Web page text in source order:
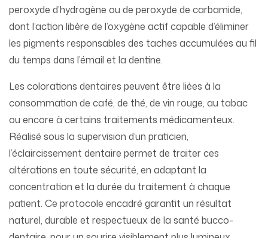
peroxyde d’hydrogène ou de peroxyde de carbamide,
dont l’action libère de l’oxygène actif capable d’éliminer
les pigments responsables des taches accumulées au fil
du temps dans l’émail et la dentine.
Les colorations dentaires peuvent être liées à la
consommation de café, de thé, de vin rouge, au tabac
ou encore à certains traitements médicamenteux.
Réalisé sous la supervision d’un praticien,
l’éclaircissement dentaire permet de traiter ces
altérations en toute sécurité, en adaptant la
concentration et la durée du traitement à chaque
patient. Ce protocole encadré garantit un résultat
naturel, durable et respectueux de la santé bucco-